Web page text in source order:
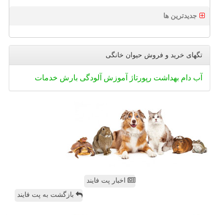
جدیدترین ها
تگهای خرید و فروش حیوان خانگی
آب دام بهداشت رپورتاژ آموزش آلودگی بارش خدمات
اخبار پت فایند
بازگشت به پت فایند